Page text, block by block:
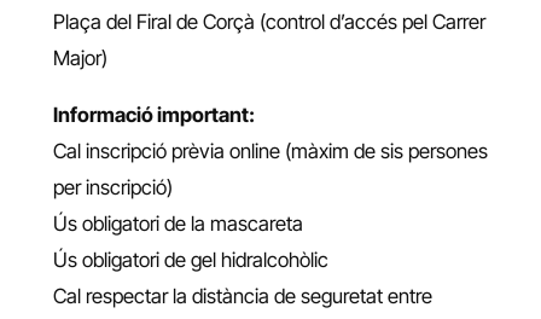
Plaça del Firal de Corçà (control d’accés pel Carrer
Major)
Informació important:
Cal inscripció prèvia online (màxim de sis persones
per inscripció)
Ús obligatori de la mascareta
Ús obligatori de gel hidralcohòlic
Cal respectar la distància de seguretat entre